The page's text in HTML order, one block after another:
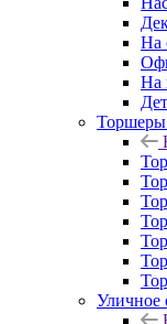
На
На
Торшеры
Уличное